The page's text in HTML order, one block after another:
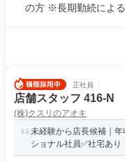
の方 ※長期勤続による
正社員
店舗スタッフ 416-N
(株)クスリのアオキ
未経験から店長候補｜
ショナル社員✅社宅あり